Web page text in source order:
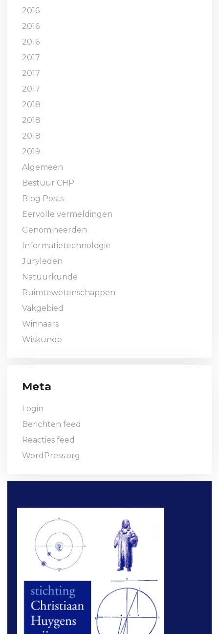
2016
2016
2016
2017
2017
2017
2018
2018
2018
2019
Algemeen
Bestuur CHP
Blog Posts
Eervolle vermeldingen
Genomineerden
Informatietechnologie
Juryleden
Natuurkunde
Ruimtewetenschappen
Vakgebied
Winnaars
Wiskunde
Meta
Login
Berichten feed
Reacties feed
WordPress.org